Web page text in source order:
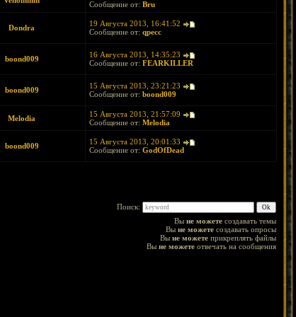
Сообщение от: Bru
Dondra
19 Августа 2013, 16:41:52
Сообщение от: qpecc
boond009
16 Августа 2013, 14:35:23
Сообщение от: FEARKILLER
boond009
15 Августа 2013, 23:21:23
Сообщение от: boond009
Melodia
15 Августа 2013, 21:57:09
Сообщение от: Melodia
boond009
15 Августа 2013, 20:01:33
Сообщение от: GodOfDead
Поиск:
Вы не можете создавать темы
Вы не можете создавать опросы
Вы не можете прикреплять файлы
Вы не можете отвечать на сообщения